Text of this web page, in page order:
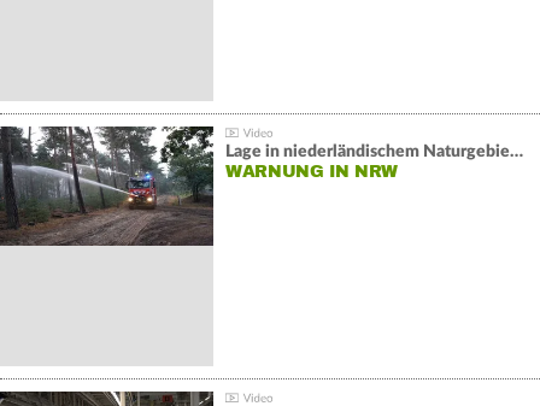
Lage in niederländischem Naturgebiet stabil
WARNUNG IN NRW